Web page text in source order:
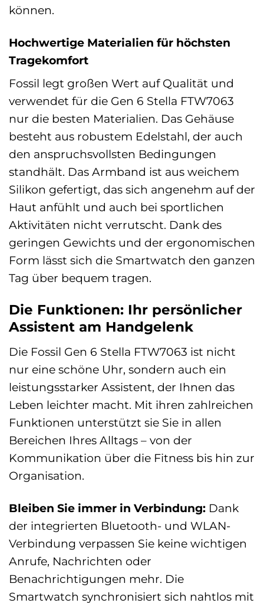
können.
Hochwertige Materialien für höchsten
Tragekomfort
Fossil legt großen Wert auf Qualität und
verwendet für die Gen 6 Stella FTW7063
nur die besten Materialien. Das Gehäuse
besteht aus robustem Edelstahl, der auch
den anspruchsvollsten Bedingungen
standhält. Das Armband ist aus weichem
Silikon gefertigt, das sich angenehm auf der
Haut anfühlt und auch bei sportlichen
Aktivitäten nicht verrutscht. Dank des
geringen Gewichts und der ergonomischen
Form lässt sich die Smartwatch den ganzen
Tag über bequem tragen.
Die Funktionen: Ihr persönlicher
Assistent am Handgelenk
Die Fossil Gen 6 Stella FTW7063 ist nicht
nur eine schöne Uhr, sondern auch ein
leistungsstarker Assistent, der Ihnen das
Leben leichter macht. Mit ihren zahlreichen
Funktionen unterstützt sie Sie in allen
Bereichen Ihres Alltags – von der
Kommunikation über die Fitness bis hin zur
Organisation.
Bleiben Sie immer in Verbindung: Dank
der integrierten Bluetooth- und WLAN-
Verbindung verpassen Sie keine wichtigen
Anrufe, Nachrichten oder
Benachrichtigungen mehr. Die
Smartwatch synchronisiert sich nahtlos mit